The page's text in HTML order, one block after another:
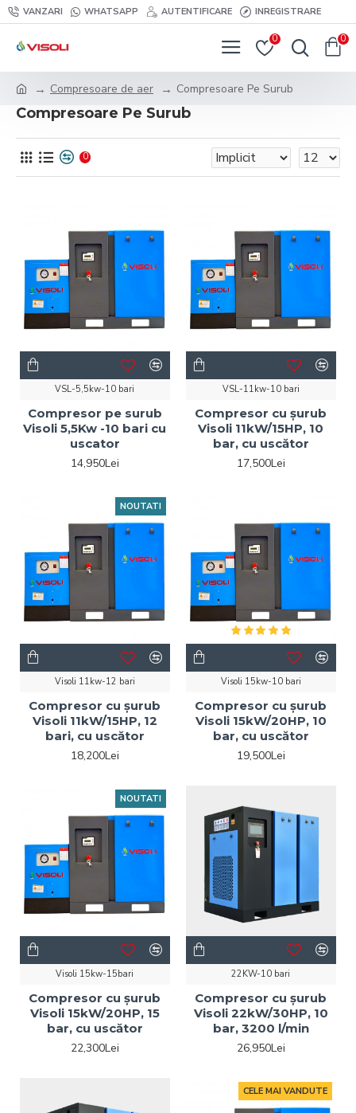
VANZARI WHATSAPP AUTENTIFICARE INREGISTRARE
0 0
Compresoare de aer Compresoare Pe Surub
Compresoare Pe Surub
0
VSL-5,5kw-10 bari
Compresor pe surub
Visoli 5,5Kw -10 bari cu
uscator
14,950Lei
VSL-11kw-10 bari
Compresor cu șurub
Visoli 11kW/15HP, 10
bar, cu uscător
17,500Lei
NOUTATI
Visoli 11kw-12 bari
Compresor cu șurub
Visoli 11kW/15HP, 12
bari, cu uscător
18,200Lei
Visoli 15kw-10 bari
Compresor cu șurub
Visoli 15kW/20HP, 10
bar, cu uscător
19,500Lei
NOUTATI
Visoli 15kw-15bari
Compresor cu șurub
Visoli 15kW/20HP, 15
bar, cu uscător
22,300Lei
22KW-10 bari
Compresor cu șurub
Visoli 22kW/30HP, 10
bar, 3200 l/min
26,950Lei
CELE MAI VANDUTE